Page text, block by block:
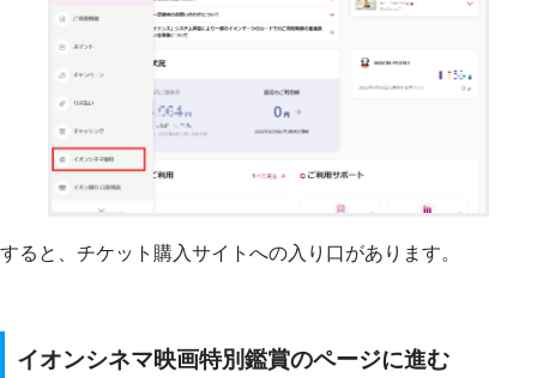
すると、チケット購入サイトへの入り口があります。
イオンシネマ映画特別鑑賞のページに進む